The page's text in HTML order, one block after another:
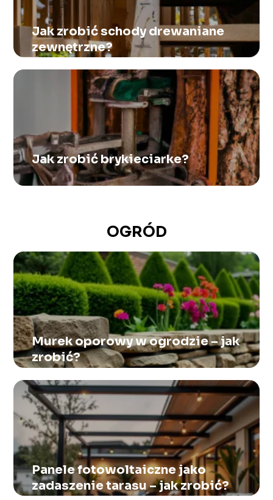
Jak zrobić schody drewaniane
zewnętrzne?
Jak zrobić brykieciarke?
OGRÓD
Murek oporowy w ogrodzie – jak
zrobić?
Panele fotowoltaiczne jako
zadaszenie tarasu – jak zrobić?